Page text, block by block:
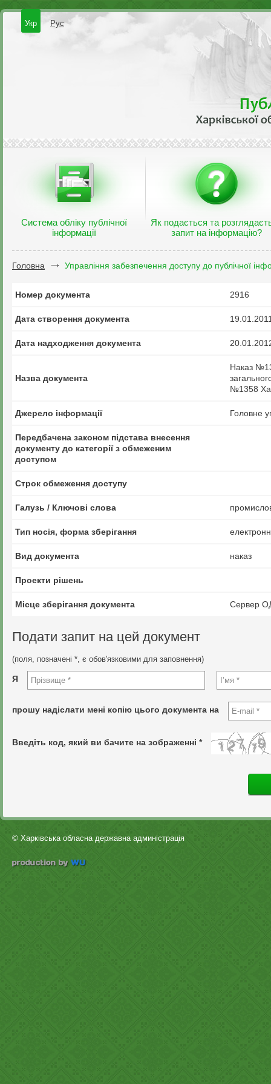
Укр Рус
Система обліку публічної
інформації
Як подається та
запит на інформацію?
Головна Управління забезпечення доступу до публічної
Номер документа 2916
Дата створення документа
Дата надходження документа
Назва документа
Наказ
№1358
Джерело інформації Головне
Передбачена законом підстава внесення
документу до категорії з обмеженим
доступом
Строк обмеження доступу
Галузь / Ключові слова
Тип носія, форма зберігання
Вид документа наказ
Проекти рішень
Місце зберігання документа Сервер
Подати запит на цей документ
(поля, позначені *, є обов'язковими для заповнення)
Я
прошу надіслати мені копію цього документа на
Введіть код, який ви бачите на зображенні *
© Харківська обласна державна админістрація